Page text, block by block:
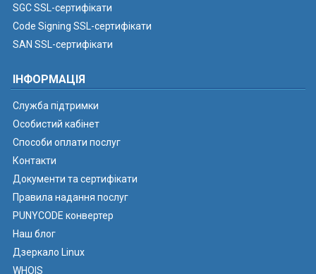
SGC SSL-сертифікати
Code Signing SSL-сертифікати
SAN SSL-сертифікати
ІНФОРМАЦІЯ
Служба підтримки
Особистий кабінет
Способи оплати послуг
Контакти
Документи та сертифікати
Правила надання послуг
PUNYCODE конвертер
Наш блог
Дзеркало Linux
WHOIS